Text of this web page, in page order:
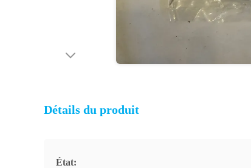
Détails du produit
État: